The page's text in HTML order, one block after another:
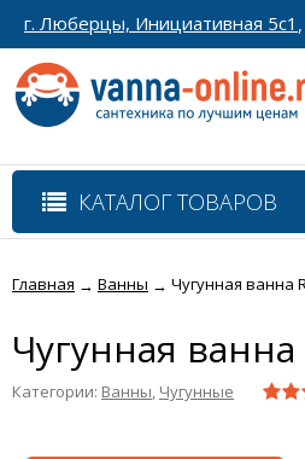
г. Люберцы, Инициативная 5с1
КАТАЛОГ ТОВАРОВ
Главная → Ванны → Чугунная ванна
Чугунная
Категории: Ванны, Чугунные